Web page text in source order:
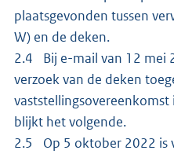
plaatsgevonden tussen
W) en de deken.
2.4 Bij e-mail van 12 mei
verzoek van de deken
blijkt het volgende.
2.5 Op 5 oktober 2022 is